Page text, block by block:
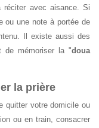
réciter avec aisance. Si
ou une note à portée de
Il existe aussi des
de mémoriser la "doua
la prière
quitter votre domicile ou
ou en train, consacrer